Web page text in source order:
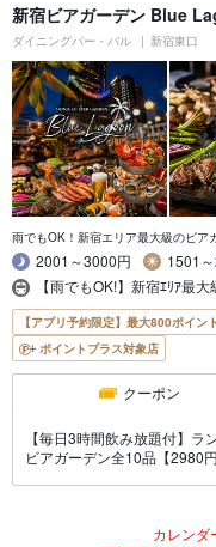
新宿ビアガーデン Blue
ダイニングバー・バル 新宿東口
雨でもOK！新宿エリア最大級のビア
2001～3000円
1501
【雨でもOK!】新宿ｴﾘｱ最大
【アプリ予約限定】最大800ポイン
ポイントプラス対象店
クーポン
【毎日3時間飲み放題付】
ビアガーデン全10品【2980円
カレンダ